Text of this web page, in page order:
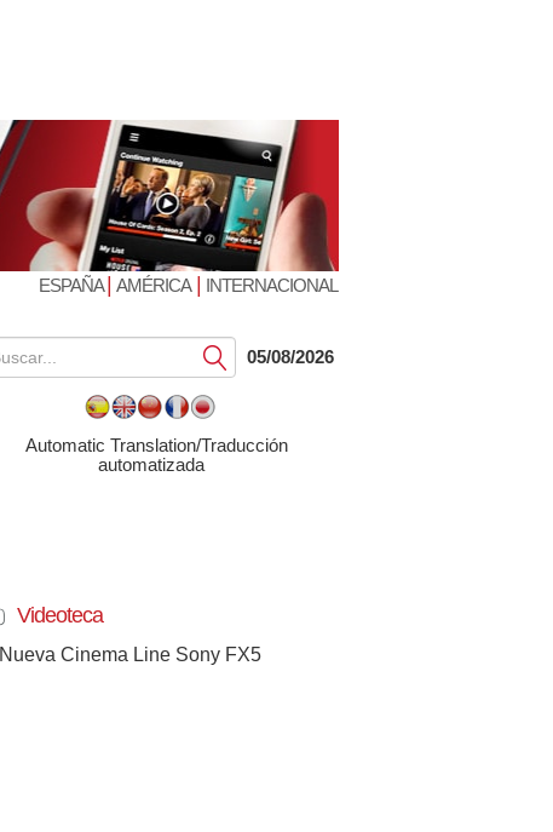
ESPAÑA| AMÉRICA| INTERNACIONAL
Submit05/08/2026
Automatic Translation/Traducción
automatizada
Videoteca
Nueva Cinema Line Sony FX5